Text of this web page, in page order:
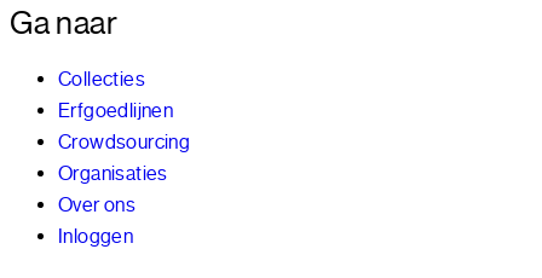
Ga naar
Collecties
Erfgoedlijnen
Crowdsourcing
Organisaties
Over ons
Inloggen